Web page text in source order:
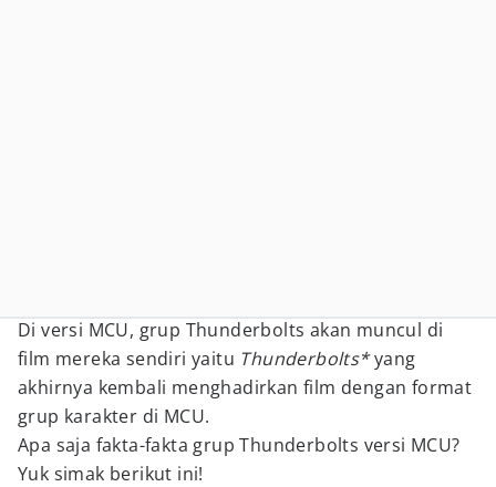
Di versi MCU, grup Thunderbolts akan muncul di
film mereka sendiri yaitu Thunderbolts*yang
akhirnya kembali menghadirkan film dengan format
grup karakter di MCU.
Apa saja fakta-fakta grup Thunderbolts versi MCU?
Yuk simak berikut ini!